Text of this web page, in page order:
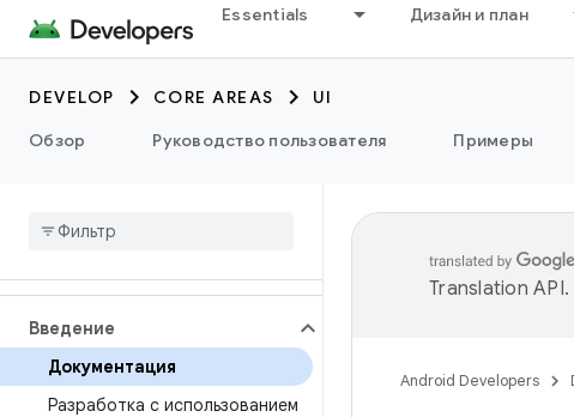
Essentials Дизайн и план
DEVELOP CORE AREAS
UI
Обзор
Руководство пользователя Примеры
Введение
Документация
Разработка с использованием
Translation API.
Android Developers